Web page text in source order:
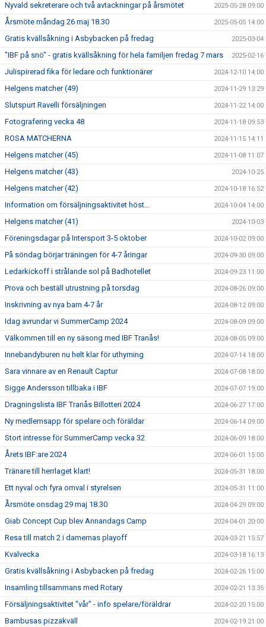
Nyvald sekreterare och två avtackningar på årsmötet 2025-05-28 09:00
Årsmöte måndag 26 maj 18.30 2025-05-05 14:00
Gratis kvällsåkning i Asbybacken på fredag 2025-03-04
"IBF på snö" - gratis kvällsåkning för hela familjen fredag 7 mars 2025-02-16
Julispirerad fika för ledare och funktionärer 2024-12-10 14:00
Helgens matcher (49) 2024-11-29 13:29
Slutspurt Ravelli försäljningen 2024-11-22 14:00
Fotografering vecka 48 2024-11-18 09:53
ROSA MATCHERNA 2024-11-15 14:11
Helgens matcher (45) 2024-11-08 11:07
Helgens matcher (43) 2024-10-25
Helgens matcher (42) 2024-10-18 16:52
Information om försäljningsaktivitet höst... 2024-10-04 14:00
Helgens matcher (41) 2024-10-03
Föreningsdagar på Intersport 3-5 oktober 2024-10-02 09:00
På söndag börjar träningen för 4-7 åringar 2024-09-30 09:00
Ledarkickoff i strålande sol på Badhotellet 2024-09-23 11:00
Prova och beställ utrustning på torsdag 2024-08-26 09:00
Inskrivning av nya barn 4-7 år 2024-08-12 09:00
Idag avrundar vi SummerCamp 2024 2024-08-09 09:00
Välkommen till en ny säsong med IBF Tranås! 2024-08-05 09:00
Innebandyburen nu helt klar för uthyrning 2024-07-14 18:00
Sara vinnare av en Renault Captur 2024-07-08 18:00
Sigge Andersson tillbaka i IBF 2024-07-07 19:00
Dragningslista IBF Tranås Billotteri 2024 2024-06-27 17:00
Ny medlemsapp för spelare och föräldar 2024-06-14 09:00
Stort intresse för SummerCamp vecka 32 2024-06-09 18:00
Årets IBF:are 2024 2024-06-01 15:00
Tränare till herrlaget klart! 2024-05-31 18:00
Ett nyval och fyra omval i styrelsen 2024-05-31 11:00
Årsmöte onsdag 29 maj 18.30 2024-04-29 09:00
Giab Concept Cup blev Annandags Camp 2024-04-01 20:00
Resa till match 2 i damernas playoff 2024-03-21 15:57
Kvalvecka 2024-03-18 16:13
Gratis kvällsåkning i Asbybacken på fredag 2024-02-26 15:00
Insamling tillsammans med Rotary 2024-02-21 13:35
Försäljningsaktivitet "vår" - info spelare/föräldrar 2024-02-20 15:00
Bambusas pizzakväll 2024-02-19 21:00